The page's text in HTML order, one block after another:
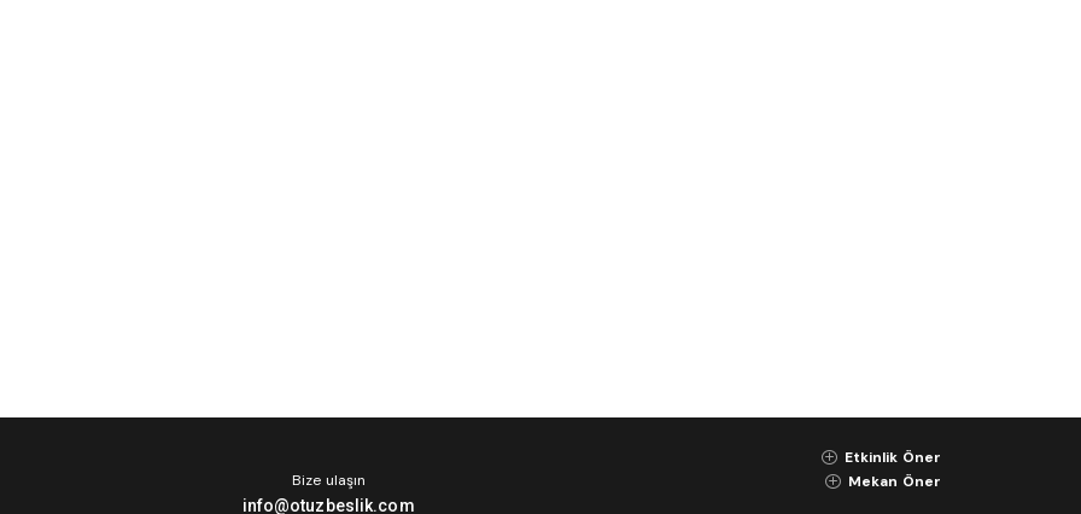
Bize ulaşın
info@otuzbeslik.com
K Etkinlik Öner
K Mekan Öner